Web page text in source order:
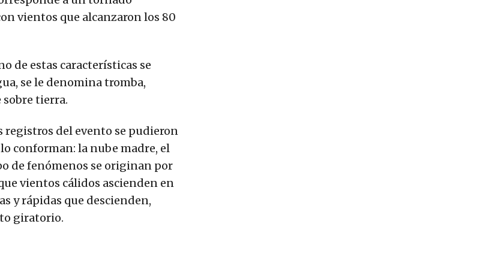
vientos que alcanzaron los 80
de estas características se
se le denomina tromba,
tierra.
registros del evento se pudieron
conforman: la nube madre, el
de fenómenos se originan por
vientos cálidos ascienden en
y rápidas que descienden,
giratorio.